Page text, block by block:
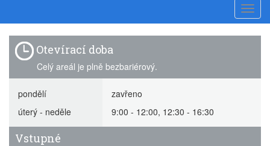
Otevírací doba
Celý areál je plně bezbariérový.
pondělí
zavřeno
úterý - neděle
9:00 - 12:00, 12:30 - 16:30
Vstupné